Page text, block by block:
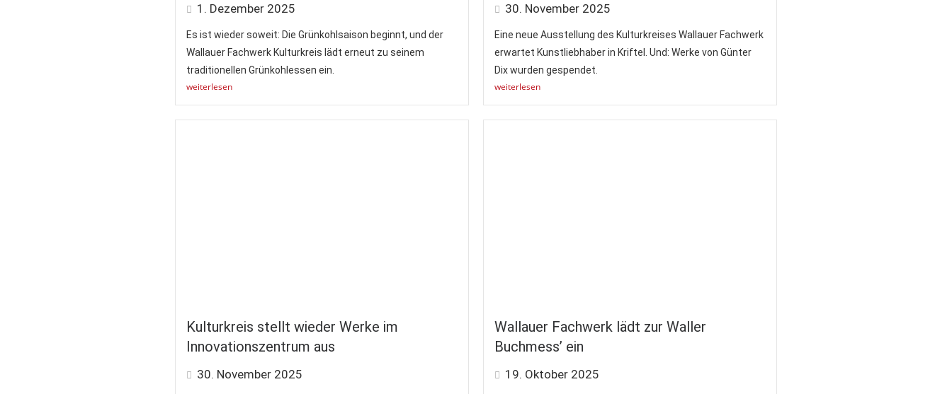
1. Dezember 2025
Es ist wieder soweit: Die Grünkohlsaison beginnt, und der
Wallauer Fachwerk Kulturkreis lädt erneut zu seinem
traditionellen Grünkohlessen ein.
weiterlesen
30. November 2025
Eine neue Ausstellung des Kulturkreises Wallauer Fachwerk
erwartet Kunstliebhaber in Kriftel. Und: Werke von Günter
Dix wurden gespendet.
weiterlesen
Kulturkreis stellt wieder Werke im
Innovationszentrum aus
30. November 2025
Wallauer Fachwerk lädt zur Waller
Buchmess’ ein
19. Oktober 2025